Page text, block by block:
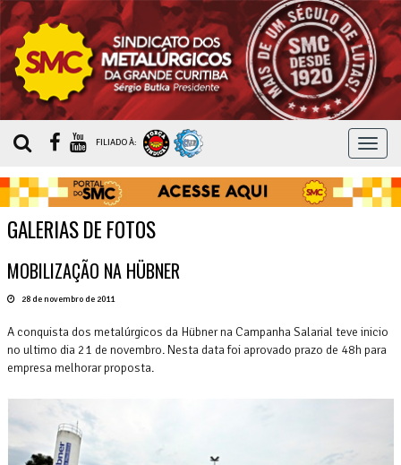
MENU
FILIADO À:
GALERIAS DE FOTOS
MOBILIZAÇÃO NA HÜBNER
28 de novembro de 2011
A conquista dos metalúrgicos da Hübner na Campanha Salarial teve inicio
no ultimo dia 21 de novembro. Nesta data foi aprovado prazo de 48h para
empresa melhorar proposta.